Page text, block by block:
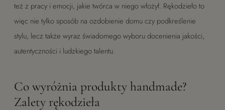
też z pracy i emocji, jakie twórca w niego włożył. Rękodzieło to
więc nie tylko sposób na ozdobienie domu czy podkreślenie
stylu, lecz także wyraz świadomego wyboru docenienia jakości,
autentyczności i ludzkiego talentu.
Co wyróżnia produkty handmade?
Zalety rękodzieła